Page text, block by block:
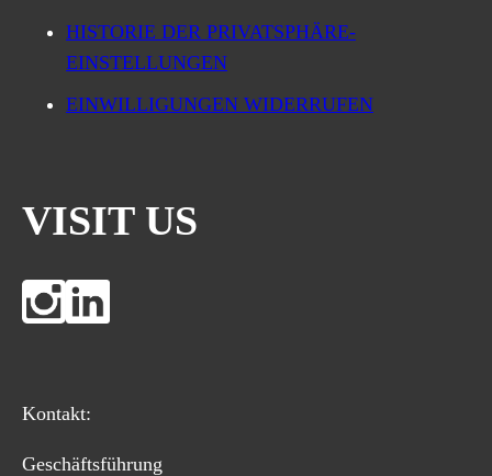
HISTORIE DER PRIVATSPHÄRE-
EINSTELLUNGEN
EINWILLIGUNGEN WIDERRUFEN
VISIT US
Kontakt:
Geschäftsführung